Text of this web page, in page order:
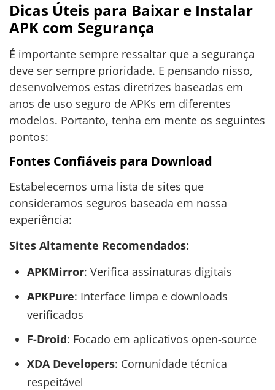
Dicas Úteis para Baixar e Instalar
APK com Segurança
É importante sempre ressaltar que a segurança
deve ser sempre prioridade. E pensando nisso,
desenvolvemos estas diretrizes baseadas em
anos de uso seguro de APKs em diferentes
modelos. Portanto, tenha em mente os seguintes
pontos:
Fontes Confiáveis para Download
Estabelecemos uma lista de sites que
consideramos seguros baseada em nossa
experiência:
Sites Altamente Recomendados:
APKMirror: Verifica assinaturas digitais
APKPure: Interface limpa e downloads
verificados
F-Droid: Focado em aplicativos open-source
XDA Developers: Comunidade técnica
respeitável